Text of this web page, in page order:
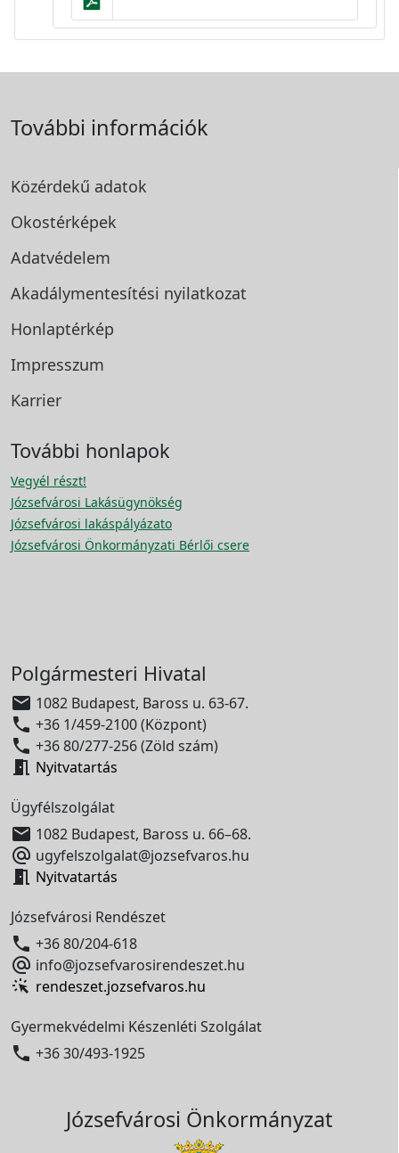
További információk
Közérdekű adatok
Okostérképek
Adatvédelem
Akadálymentesítési nyilatkozat
Honlaptérkép
Impresszum
Karrier
További honlapok
Vegyél részt!
Józsefvárosi Lakásügynökség
Józsefvárosi lakáspályázato
Józsefvárosi Önkormányzati Bérlői csere
Polgármesteri Hivatal
 1082 Budapest, Baross u. 63-67.
 +36 1/459-2100 (Központ)
 +36 80/277-256 (Zöld szám)
 Nyitvatartás
Ügyfélszolgálat
 1082 Budapest, Baross u. 66–68.
 ugyfelszolgalat@jozsefvaros.hu
 Nyitvatartás
Józsefvárosi Rendészet
 +36 80/204-618
 info@jozsefvarosirendeszet.hu
rendeszet.jozsefvaros.hu
Gyermekvédelmi Készenléti Szolgálat
 +36 30/493-1925
Józsefvárosi Önkormányzat